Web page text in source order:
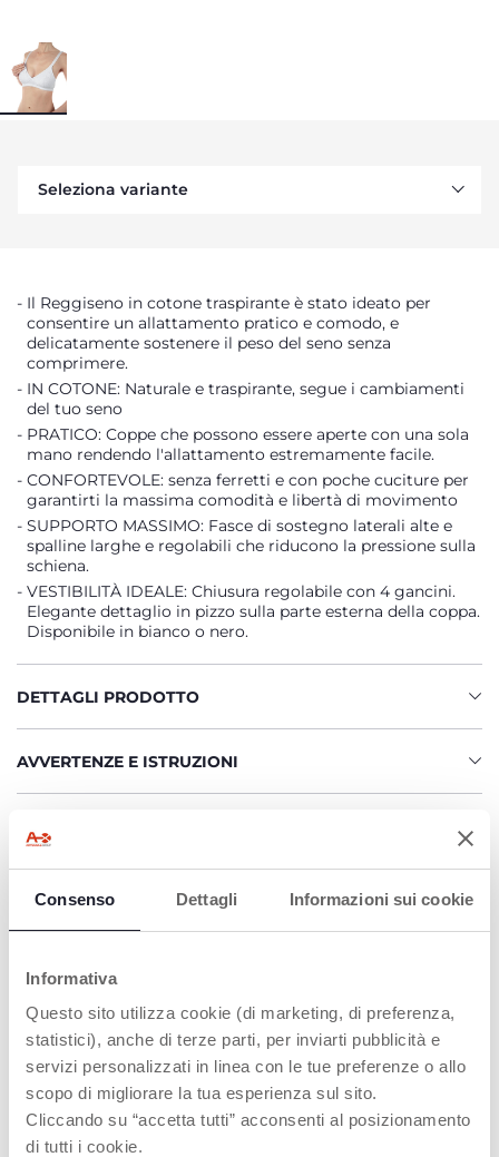
Consenso Dettagli Informazioni sui cookie
Informativa
Questo sito utilizza cookie (di marketing, di preferenza,
statistici), anche di terze parti, per inviarti pubblicità e
servizi personalizzati in linea con le tue preferenze o allo
scopo di migliorare la tua esperienza sul sito.
Cliccando su “accetta tutti” acconsenti al posizionamento
di tutti i cookie.
Seleziona variante
Il Reggiseno in cotone traspirante è stato ideato per
consentire un allattamento pratico e comodo, e
delicatamente sostenere il peso del seno senza
comprimere.
IN COTONE: Naturale e traspirante, segue i cambiamenti
del tuo seno
PRATICO: Coppe che possono essere aperte con una sola
mano rendendo l'allattamento estremamente facile.
CONFORTEVOLE: senza ferretti e con poche cuciture per
garantirti la massima comodità e libertà di movimento
SUPPORTO MASSIMO: Fasce di sostegno laterali alte e
spalline larghe e regolabili che riducono la pressione sulla
schiena.
VESTIBILITÀ IDEALE: Chiusura regolabile con 4 gancini.
Elegante dettaglio in pizzo sulla parte esterna della coppa.
Disponibile in bianco o nero.
DETTAGLI PRODOTTO
AVVERTENZE E ISTRUZIONI
Trova un negozio
PRODOTTI CHE POTREBBERO